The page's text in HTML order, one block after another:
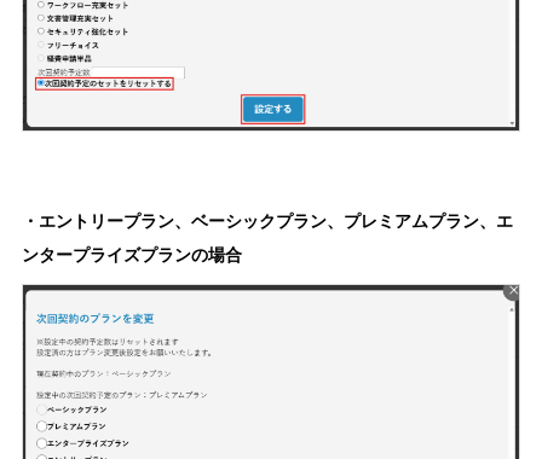
・エントリープラン、ベーシックプラン、プレミアムプラン、エ
ンタープライズプランの場合